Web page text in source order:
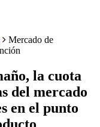
Mercado de
la cuota
del mercado
en el punto